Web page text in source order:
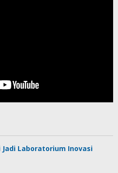
Laboratorium Inovasi